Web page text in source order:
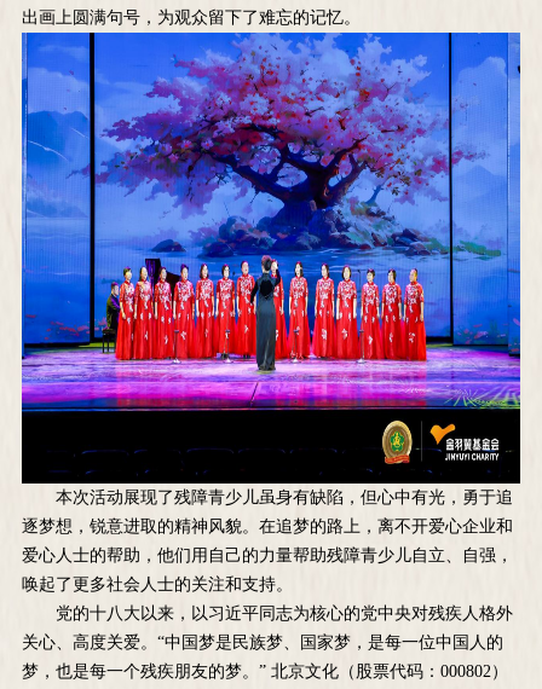
出画上圆满句号，为观众留下了难忘的记忆。
本次活动展现了残障青少儿虽身有缺陷，但心中有光，勇于追
逐梦想，锐意进取的精神风貌。在追梦的路上，离不开爱心企业和
爱心人士的帮助，他们用自己的力量帮助残障青少儿自立、自强，
唤起了更多社会人士的关注和支持。
党的十八大以来，以习近平同志为核心的党中央对残疾人格外
关心、高度关爱。“中国梦是民族梦、国家梦，是每一位中国人的
梦，也是每一个残疾朋友的梦。” 北京文化（股票代码：000802）